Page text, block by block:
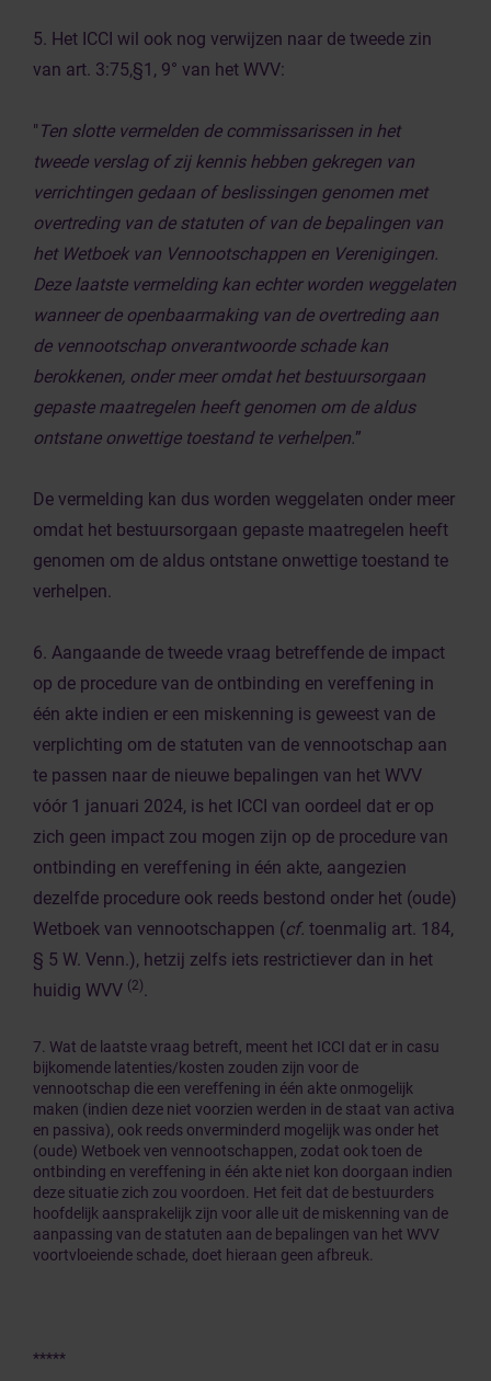
5. Het ICCI wil ook nog verwijzen naar de tweede zin
van art. 3:75,§1, 9° van het WVV:
" Ten slotte vermelden de commissarissen in het
tweede verslag of zij kennis hebben gekregen van
verrichtingen gedaan of beslissingen genomen met
overtreding van de statuten of van de bepalingen van
het Wetboek van Vennootschappen en Verenigingen.
Deze laatste vermelding kan echter worden weggelaten
wanneer de openbaarmaking van de overtreding aan
de vennootschap onverantwoorde schade kan
berokkenen, onder meer omdat het bestuursorgaan
gepaste maatregelen heeft genomen om de aldus
ontstane onwettige toestand te verhelpen.”
De vermelding kan dus worden weggelaten onder meer
omdat het bestuursorgaan gepaste maatregelen heeft
genomen om de aldus ontstane onwettige toestand te
verhelpen.
6. Aangaande de tweede vraag betreffende de impact
op de procedure van de ontbinding en vereffening in
één akte indien er een miskenning is geweest van de
verplichting om de statuten van de vennootschap aan
te passen naar de nieuwe bepalingen van het WVV
vóór 1 januari 2024, is het ICCI van oordeel dat er op
zich geen impact zou mogen zijn op de procedure van
ontbinding en vereffening in één akte, aangezien
dezelfde procedure ook reeds bestond onder het (oude)
Wetboek van vennootschappen (cf. toenmalig art. 184,
§ 5 W. Venn.), hetzij zelfs iets restrictiever dan in het
huidig WVV (2).
7. Wat de laatste vraag betreft, meent het ICCI dat er in casu
bijkomende latenties/kosten zouden zijn voor de
vennootschap die een vereffening in één akte onmogelijk
maken (indien deze niet voorzien werden in de staat van activa
en passiva), ook reeds onverminderd mogelijk was onder het
(oude) Wetboek ven vennootschappen, zodat ook toen de
ontbinding en vereffening in één akte niet kon doorgaan indien
deze situatie zich zou voordoen. Het feit dat de bestuurders
hoofdelijk aansprakelijk zijn voor alle uit de miskenning van de
aanpassing van de statuten aan de bepalingen van het WVV
voortvloeiende schade, doet hieraan geen afbreuk.
*****